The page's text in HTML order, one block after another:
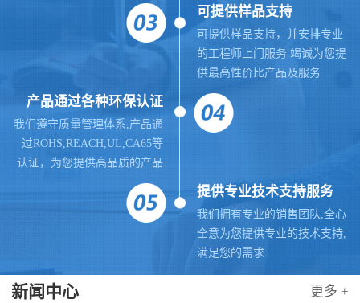
可提供样品支持
可提供样品支持，并安排专业
的工程师上门服务 竭诚为您提
供最高性价比产品及服务
产品通过各种环保认证
我们遵守质量管理体系, 产品通
过ROHS,REACH,UL,CA65等
认证，为您提供高品质的产品
提供专业技术支持服务
我们拥有专业的销售团队,全心
全意为您提供专业的技术支持,
满足您的需求.
新闻中心 更多 +